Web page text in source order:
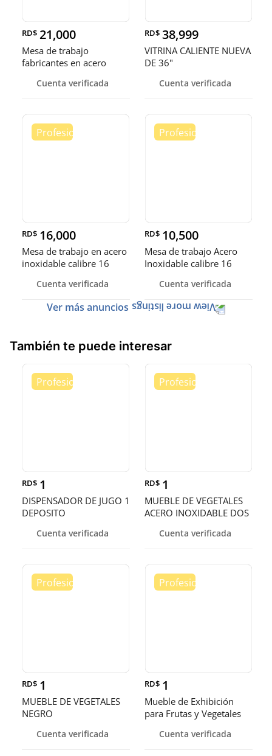
RD$ 21,000
Mesa de trabajo
fabricantes en acero
Cuenta verificada
RD$ 38,999
VITRINA CALIENTE NUEVA
DE 36"
Cuenta verificada
RD$ 16,000
Mesa de trabajo en acero
inoxidable calibre 16
Cuenta verificada
RD$ 10,500
Mesa de trabajo Acero
Inoxidable calibre 16
Cuenta verificada
Ver más anuncios
También te puede interesar
RD$ 1
DISPENSADOR DE JUGO 1
DEPOSITO
Cuenta verificada
RD$ 1
MUEBLE DE VEGETALES
ACERO INOXIDABLE DOS
Cuenta verificada
RD$ 1
MUEBLE DE VEGETALES
NEGRO
Cuenta verificada
RD$ 1
Mueble de Exhibición
para Frutas y Vegetales
Cuenta verificada